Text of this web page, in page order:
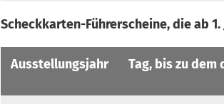
Scheckkarten-Führerscheine, die ab
Ausstellungsjahr Tag, bis zu dem